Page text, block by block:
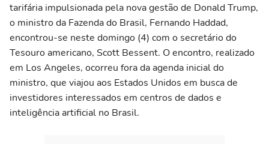
tarifária impulsionada pela nova gestão de Donald Trump,
o ministro da Fazenda do Brasil, Fernando Haddad,
encontrou-se neste domingo (4) com o secretário do
Tesouro americano, Scott Bessent. O encontro, realizado
em Los Angeles, ocorreu fora da agenda inicial do
ministro, que viajou aos Estados Unidos em busca de
investidores interessados em centros de dados e
inteligência artificial no Brasil.